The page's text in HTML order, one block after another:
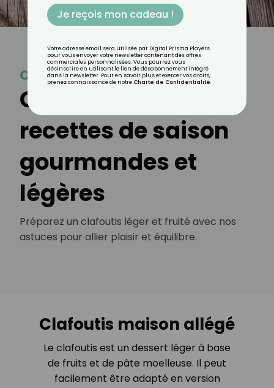
Clafoutis
Clafoutis healthy :
recettes de saison
gourmandes et
légères
Préparez un clafoutis léger et fruité avec nos
astuces pour allier plaisir et équilibre.
Clafoutis maison allégé
Le clafoutis est un dessert léger à base
de fruits et de pâte moelleuse. Il peut
facilement être adapté en version
Je reçois mon cadeau !
Votre adresse email sera utilisée par Digital Prisma Players
pour vous envoyer votre newsletter contenant des offres
commerciales personnalisées. Vous pourrez vous
désinscrire en utilisant le lien de désabonnement intégré
dans la newsletter. Pour en savoir plus et exercer vos droits,
prenez connaissance de notre Charte de Confidentialité.